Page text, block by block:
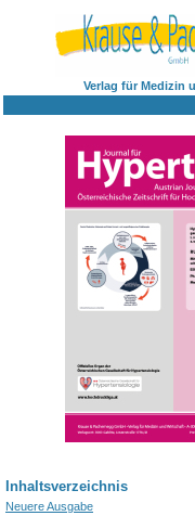
Verlag für Medizin
Inhaltsverzeichnis
Neuere Ausgabe